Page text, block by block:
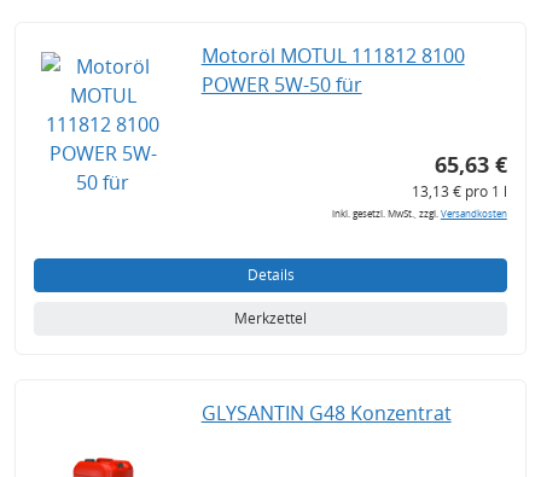
Motoröl MOTUL 111812 8100
POWER 5W-50 für
65,63 €
13,13 € pro 1 l
inkl. gesetzl. MwSt., zzgl.Versandkosten
Details
Merkzettel
GLYSANTIN G48 Konzentrat